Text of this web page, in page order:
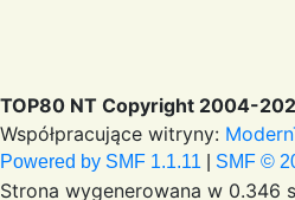
TOP80 NT Copyright 2004-
Współpracujące witryny:
Powered by SMF 1.1.11 SMF ©
Strona wygenerowana w 0.346